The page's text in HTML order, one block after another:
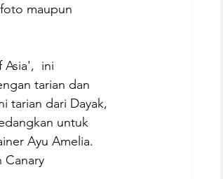
maupun
ini
tarian dan
tarian dari Dayak,
untuk
Ayu Amelia.
Canary